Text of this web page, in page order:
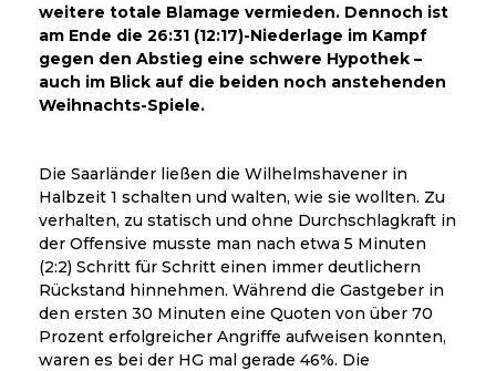
weitere totale Blamage vermieden. Dennoch ist
am Ende die 26:31 (12:17)-Niederlage im Kampf
gegen den Abstieg eine schwere Hypothek –
auch im Blick auf die beiden noch anstehenden
Weihnachts-Spiele.
Die Saarländer ließen die Wilhelmshavener in
Halbzeit 1 schalten und walten, wie sie wollten. Zu
verhalten, zu statisch und ohne Durchschlagkraft in
der Offensive musste man nach etwa 5 Minuten
(2:2) Schritt für Schritt einen immer deutlichern
Rückstand hinnehmen. Während die Gastgeber in
den ersten 30 Minuten eine Quoten von über 70
Prozent erfolgreicher Angriffe aufweisen konnten,
waren es bei der HG mal gerade 46%. Die